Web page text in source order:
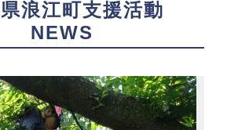
浪江町支援活動
NEWS